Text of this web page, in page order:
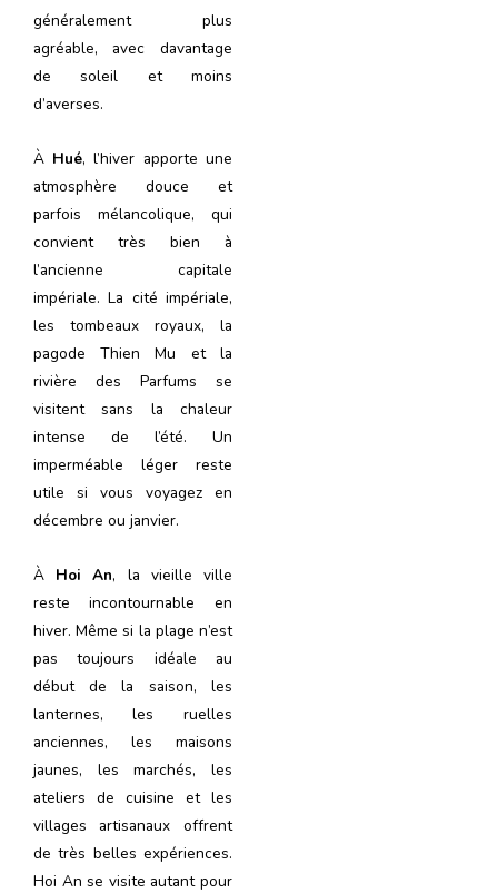
généralement plus
agréable, avec davantage
de soleil et moins
d’averses.
À Hué, l’hiver apporte une
atmosphère douce et
parfois mélancolique, qui
convient très bien à
l’ancienne capitale
impériale. La cité impériale,
les tombeaux royaux, la
pagode Thien Mu et la
rivière des Parfums se
visitent sans la chaleur
intense de l’été. Un
imperméable léger reste
utile si vous voyagez en
décembre ou janvier.
À Hoi An, la vieille ville
reste incontournable en
hiver. Même si la plage n’est
pas toujours idéale au
début de la saison, les
lanternes, les ruelles
anciennes, les maisons
jaunes, les marchés, les
ateliers de cuisine et les
villages artisanaux offrent
de très belles expériences.
Hoi An se visite autant pour